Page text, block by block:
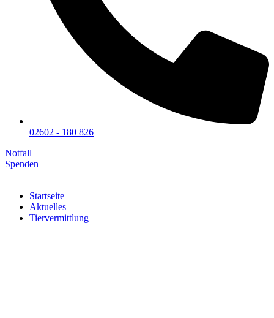
02602 - 180 826
Notfall
Spenden
Startseite
Aktuelles
Tiervermittlung